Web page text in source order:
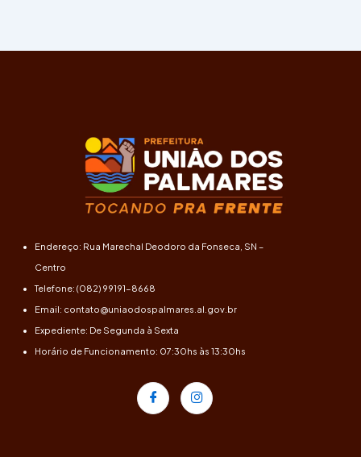
Endereço: Rua Marechal Deodoro da Fonseca, SN –
Centro
Telefone: (082) 99191-8668
Email: contato@uniaodospalmares.al.gov.br
Expediente: De Segunda à Sexta
Horário de Funcionamento: 07:30hs às 13:30hs